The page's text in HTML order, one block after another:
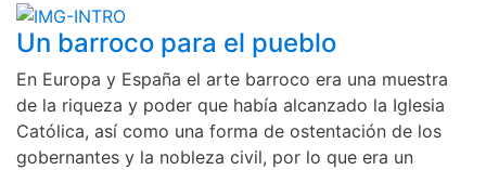
Un barroco para el pueblo
En Europa y España el arte barroco era una muestra
de la riqueza y poder que había alcanzado la Iglesia
Católica, así como una forma de ostentación de los
gobernantes y la nobleza civil, por lo que era un